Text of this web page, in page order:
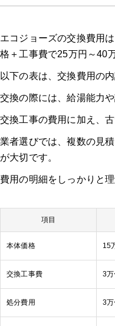
エコジョーズの交換費用
格＋工事費で25万円～40
以下の表は、交換費用の
交換の際には、給湯能力
交換工事の費用に加え、
業者選びでは、複数の見
が大切です。
費用の明細をしっかりと
項目
本体価格 15
交換工事費 3万
処分費用 3万